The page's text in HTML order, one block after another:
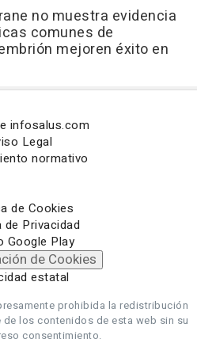
no muestra evidencia
comunes de
mejoren éxito en
infosalus.com
Legal
normativo
de Cookies
de Privacidad
Google Play
de Cookies
estatal
prohibida la redistribución
los contenidos de esta web sin su
consentimiento.